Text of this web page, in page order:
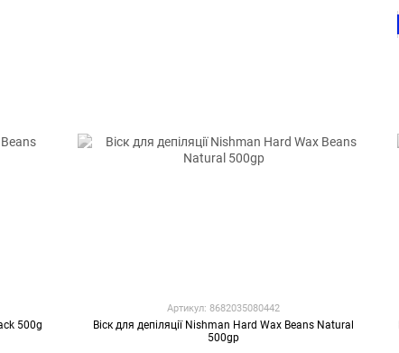
500g
Артикул: 8682035080442
Віск для депіляції Nishman Hard Wax Beans Natural
500gр